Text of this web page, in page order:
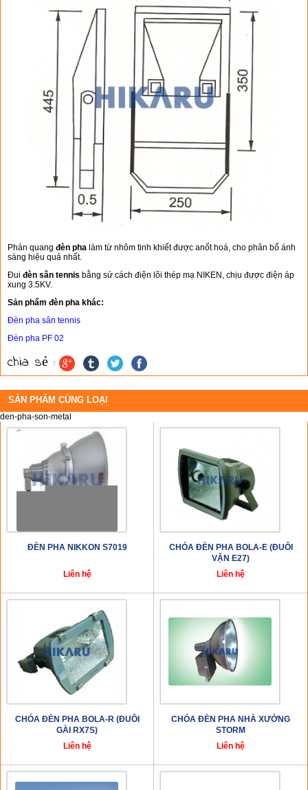
Phản quang đèn pha làm từ nhôm tinh khiết được anốt hoá, cho phân bố ánh
sáng hiệu quả nhất.
Đui đèn sân tennis bằng sứ cách điện lõi thép mạ NIKEN, chịu được điện áp
xung 3.5KV.
Sản phẩm đèn pha khác:
Đèn pha sân tennis
Đèn pha PF 02
chia sẻ :
SẢN PHẨM CÙNG LOẠI
den-pha-son-metal
ĐÈN PHA NIKKON S7019
Liên hệ
CHÓA ĐÈN PHA BOLA-E (ĐUÔI
VẶN E27)
Liên hệ
CHÓA ĐÈN PHA BOLA-R (ĐUÔI
GÀI RX7S)
Liên hệ
CHÓA ĐÈN PHA NHÀ XƯỞNG
STORM
Liên hệ